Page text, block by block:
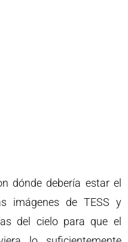
dónde debería estar el
imágenes de TESS y
del cielo para que el